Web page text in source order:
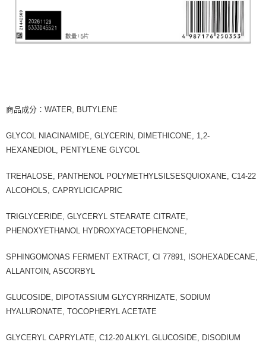
商品成分：WATER, BUTYLENE
GLYCOL NIACINAMIDE, GLYCERIN, DIMETHICONE, 1,2-
HEXANEDIOL, PENTYLENE GLYCOL
TREHALOSE, PANTHENOL POLYMETHYLSILSESQUIOXANE, C14-22
ALCOHOLS, CAPRYLICICAPRIC
TRIGLYCERIDE, GLYCERYL STEARATE CITRATE,
PHENOXYETHANOL HYDROXYACETOPHENONE,
SPHINGOMONAS FERMENT EXTRACT, CI 77891, ISOHEXADECANE,
ALLANTOIN, ASCORBYL
GLUCOSIDE, DIPOTASSIUM GLYCYRRHIZATE, SODIUM
HYALURONATE, TOCOPHERYL ACETATE
GLYCERYL CAPRYLATE, C12-20 ALKYL GLUCOSIDE, DISODIUM